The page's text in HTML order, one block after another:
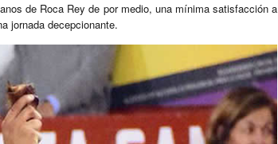
de Roca Rey de por medio, una mínima satisfacción a
jornada decepcionante.